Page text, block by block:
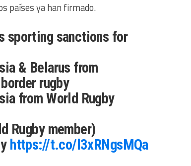
países ya han firmado.
sporting sanctions for
& Belarus from
rugby
from World Rugby
Rugby member)
https://t.co/l3xRNgsMQa